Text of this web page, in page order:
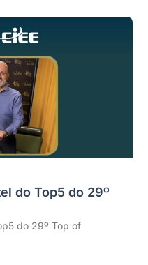
do Top5 do 29º
do 29º Top of